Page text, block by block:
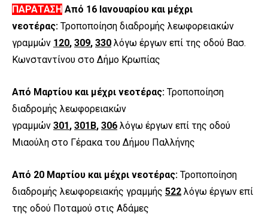
ΠΑΡΑΤΑΣΗ Από 16 Ιανουαρίου και μέχρι
νεοτέρας: Τροποποίηση διαδρομής λεωφορειακών
γραμμών 120, 309, 330 λόγω έργων επί της οδού Βασ.
Κωνσταντίνου στο Δήμο Κρωπίας
Από Μαρτίου και μέχρι νεοτέρας: Τροποποίηση
διαδρομής λεωφορειακών
γραμμών 301 , 301Β, 306 λόγω έργων επί της οδού
Μιαούλη στο Γέρακα του Δήμου Παλλήνης
Από 20 Μαρτίου και μέχρι νεοτέρας: Τροποποίηση
διαδρομής λεωφορειακής γραμμής 522 λόγω έργων επί
της οδού Ποταμού στις Αδάμες